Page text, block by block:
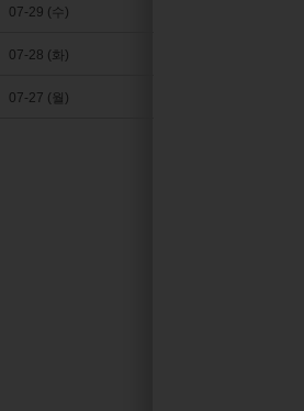
07-29 (수)
07-28 (화)
07-27 (월)